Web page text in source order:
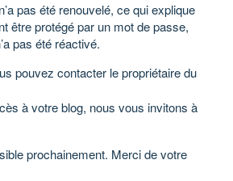
pas été renouvelé, ce qui explique
être protégé par un mot de passe,
pas été réactivé.
pouvez contacter le propriétaire du
à votre blog, nous vous invitons à
prochainement. Merci de votre